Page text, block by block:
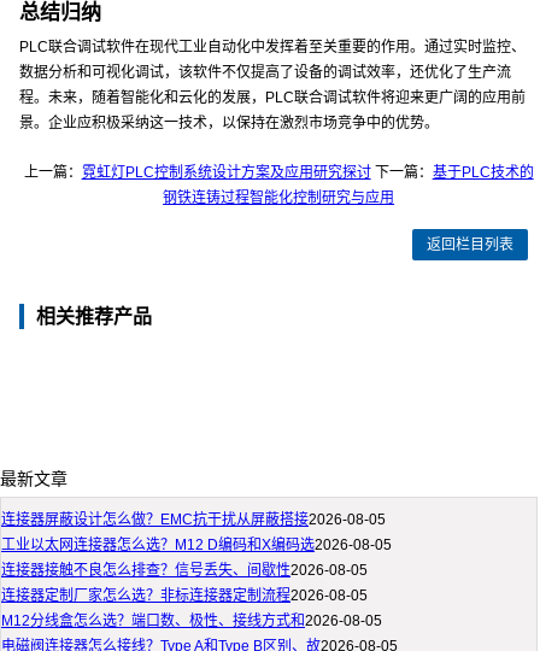
总结归纳
PLC联合调试软件在现代工业自动化中发挥着至关重要的作用。通过实时监控、
数据分析和可视化调试，该软件不仅提高了设备的调试效率，还优化了生产流
程。未来，随着智能化和云化的发展，PLC联合调试软件将迎来更广阔的应用前
景。企业应积极采纳这一技术，以保持在激烈市场竞争中的优势。
上一篇： 霓虹灯PLC控制系统设计方案及应用研究探讨下一篇： 基于PLC技术的
钢铁连铸过程智能化控制研究与应用
返回栏目列表
相关推荐产品
最新文章
连接器屏蔽设计怎么做？EMC抗干扰从屏蔽搭接2026-08-05
工业以太网连接器怎么选？M12 D编码和X编码选2026-08-05
连接器接触不良怎么排查？信号丢失、间歇性2026-08-05
连接器定制厂家怎么选？非标连接器定制流程2026-08-05
M12分线盒怎么选？端口数、极性、接线方式和2026-08-05
电磁阀连接器怎么接线？Type A和Type B区别、故2026-08-05